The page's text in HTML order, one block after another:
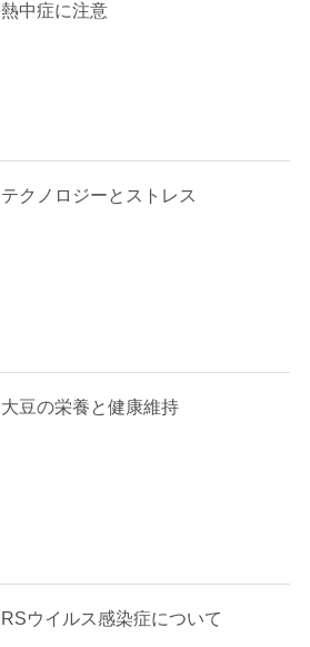
熱中症に注意
テクノロジーとストレス
大豆の栄養と健康維持
RSウイルス感染症について